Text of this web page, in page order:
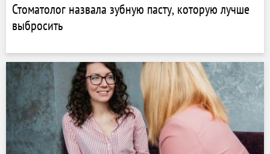
Стоматолог назвала зубную пасту, которую лучше
выбросить